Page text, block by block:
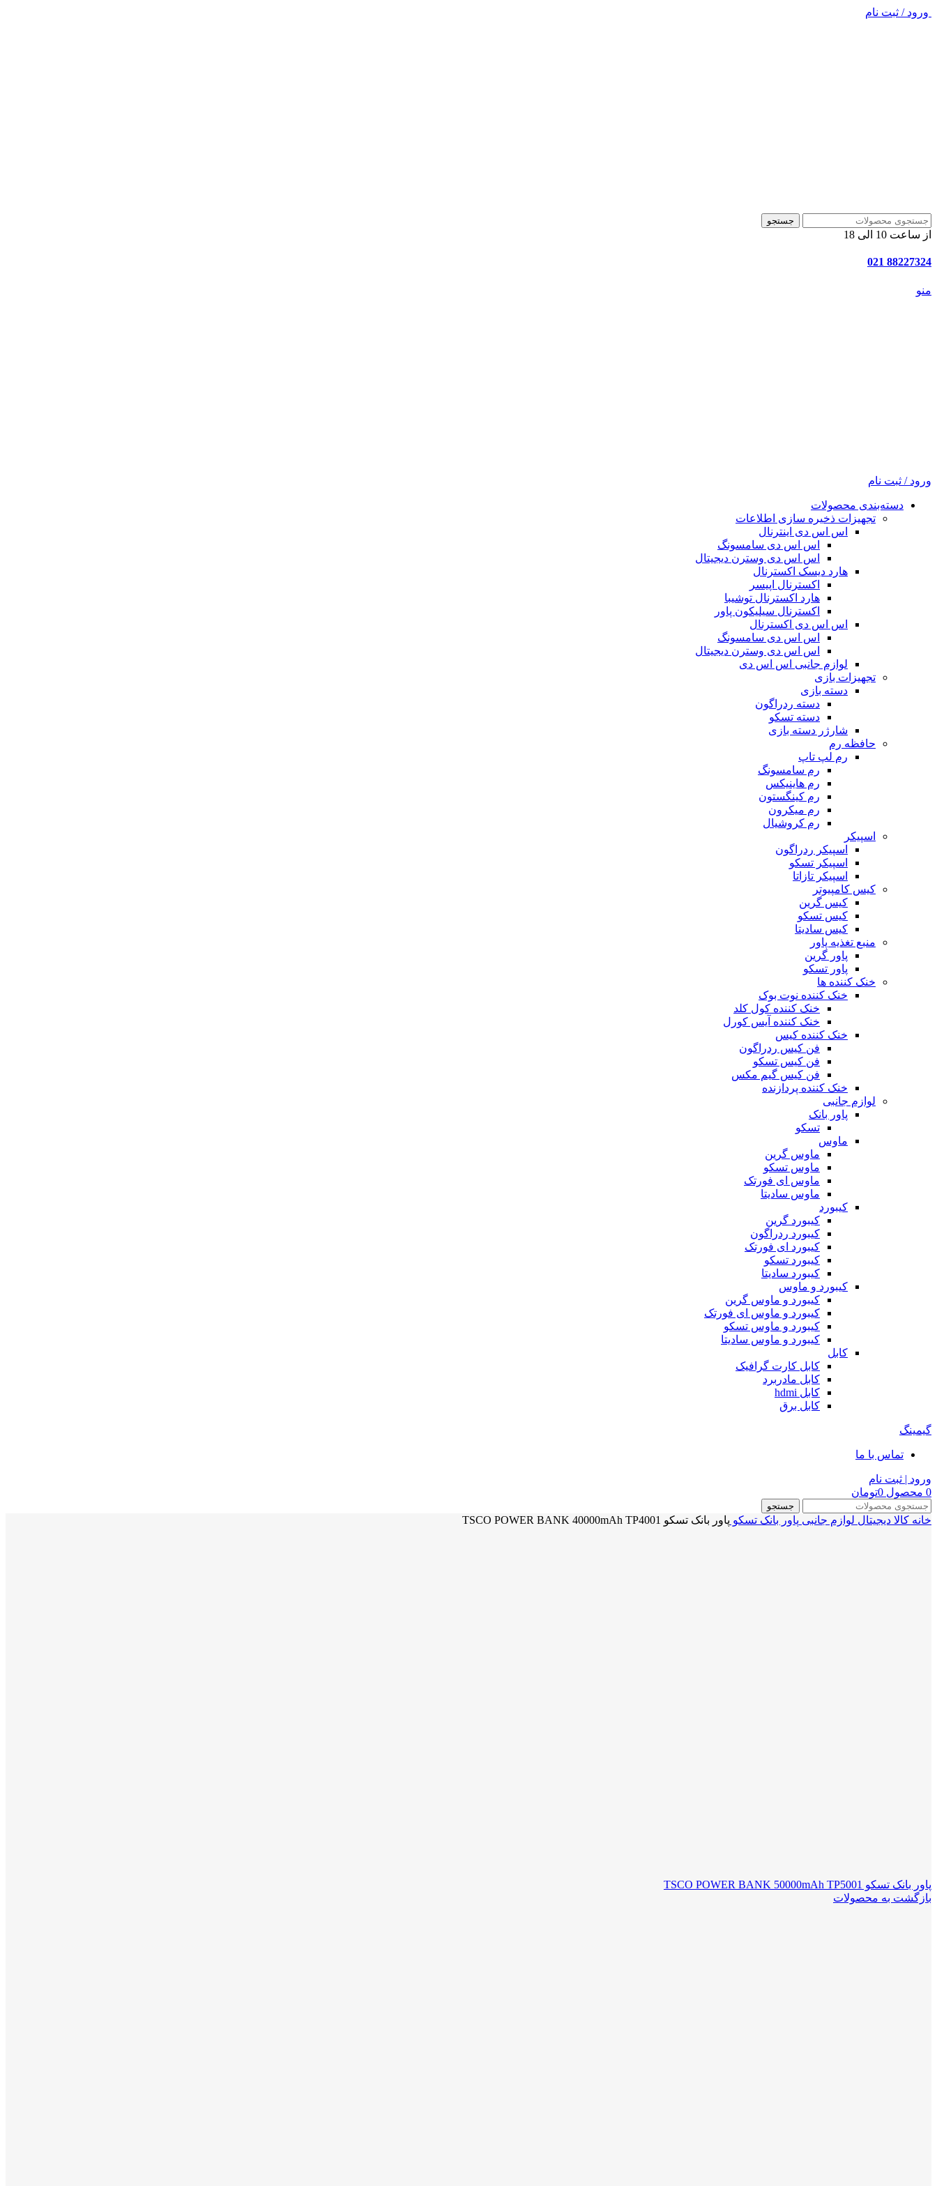
ورود / ثبت نام
جستجو
از ساعت 10 الی 18
88227324 021
منو
ورود / ثبت نام
دسته‌بندی محصولات
تجهیزات ذخیره سازی اطلاعات
اس اس دی اینترنال
اس اس دی سامسونگ
اس اس دی وسترن دیجیتال
هارد دیسک اکسترنال
اکسترنال اپیسر
هارد اکسترنال توشیبا
اکسترنال سیلیکون پاور
اس اس دی اکسترنال
اس اس دی سامسونگ
اس اس دی وسترن دیجیتال
لوازم جانبی اس اس دی
تجهیزات بازی
دسته بازی
دسته ردراگون
دسته تسکو
شارژر دسته بازی
حافظه رم
رم لپ تاپ
رم سامسونگ
رم هاینیکس
رم کینگستون
رم میکرون
رم کروشیال
اسپیکر
اسپیکر ردراگون
اسپیکر تسکو
اسپیکر تازاتا
کیس کامپیوتر
کیس گرین
کیس تسکو
کیس سادیتا
منبع تغذیه‌ پاور
پاور گرین
پاور تسکو
خنک کننده ها
خنک کننده نوت بوک
خنک کننده کول کلد
خنک کننده آیس کورل
خنک کننده کیس
فن کیس ردراگون
فن کیس تسکو
فن کیس گیم مکس
خنک کننده پردازنده
لوازم جانبی
پاور بانک
تسکو
ماوس
ماوس گرین
ماوس تسکو
ماوس ای فورتک
ماوس سادیتا
کیبورد
کیبورد گرین
کیبورد ردراگون
کیبورد ای فورتک
کیبورد تسکو
کیبورد سادیتا
کیبورد و ماوس
کیبورد و ماوس گرین
کیبورد و ماوس ای فورتک
کیبورد و ماوس تسکو
کیبورد و ماوس سادیتا
کابل
کابل کارت گرافیک
کابل مادربرد
کابل hdmi
کابل برق
گیمینگ
تماس با ما
ورود | ثبت نام
0 محصول 0تومان
جستجو
خانه کالا دیجیتال لوازم جانبی پاور بانک تسکو پاور بانک تسکو TSCO POWER BANK 40000mAh TP4001
پاور بانک تسکو TSCO POWER BANK 50000mAh TP5001
بازگشت به محصولات